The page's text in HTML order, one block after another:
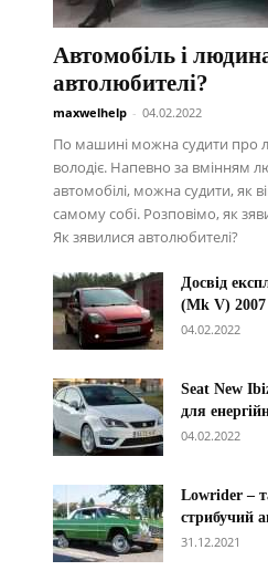
Автомобіль і
автолюбителі?
maxwelhelp - 04.02.2022
По машині можна судити про
володіє. Напевно за вмінням
автомобілі, можна судити, як
самому собі. Розповімо, як
Як зявилися автолюбителі?
Досвід
(Mk V)
04.02.2022
Seat New
для
04.02.2022
Lowrider –
стрибучий
31.12.2021